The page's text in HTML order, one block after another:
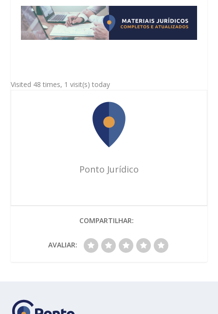
Visited 48 times, 1 visit(s) today
Ponto Jurídico
COMPARTILHAR:
AVALIAR: